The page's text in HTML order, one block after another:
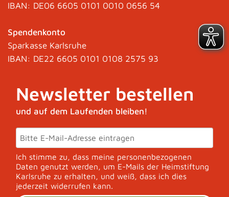
IBAN: DE06 6605 0101 0010 0656 54
Spendenkonto
Sparkasse Karlsruhe
IBAN: DE22 6605 0101 0108 2575 93
Newsletter bestellen
und auf dem Laufenden bleiben!
Ich stimme zu, dass meine personenbezogenen
Daten genutzt werden, um E-Mails der Heimstiftung
Karlsruhe zu erhalten, und weiß, dass ich dies
jederzeit widerrufen kann.